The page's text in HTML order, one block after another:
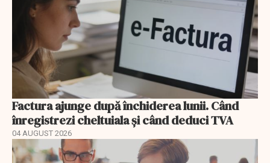
Factura ajunge după închiderea lunii. Când
înregistrezi cheltuiala și când deduci TVA
04 AUGUST 2026